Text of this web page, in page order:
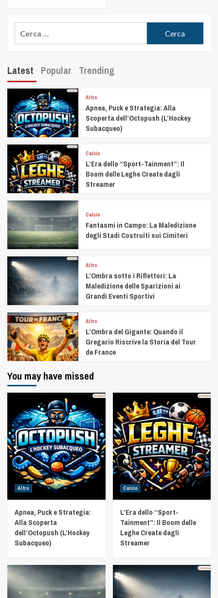
Latest Popular Trending
Altro
Apnea, Puck e Strategia: Alla
Scoperta dell’Octopush (L’Hockey
Subacqueo)
Calcio
L’Era dello “Sport-Tainment”: Il
Boom delle Leghe Create dagli
Streamer
Calcio
Fantasmi in Campo: La Maledizione
degli Stadi Costruiti sui Cimiteri
Altro
L’Ombra sotto i Riflettori: La
Maledizione delle Sparizioni ai
Grandi Eventi Sportivi
Altro
L’Ombra del Gigante: Quando il
Gregario Riscrive la Storia del Tour
de France
You may have missed
Altro
Apnea, Puck e Strategia:
Alla Scoperta
dell’Octopush (L’Hockey
Subacqueo)
Calcio
L’Era dello “Sport-
Tainment”: Il Boom delle
Leghe Create dagli
Streamer